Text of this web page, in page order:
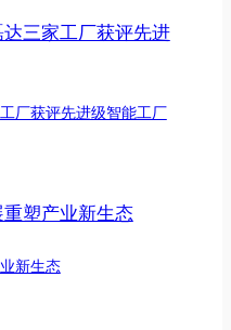
厂获评先进级智能工厂
新生态